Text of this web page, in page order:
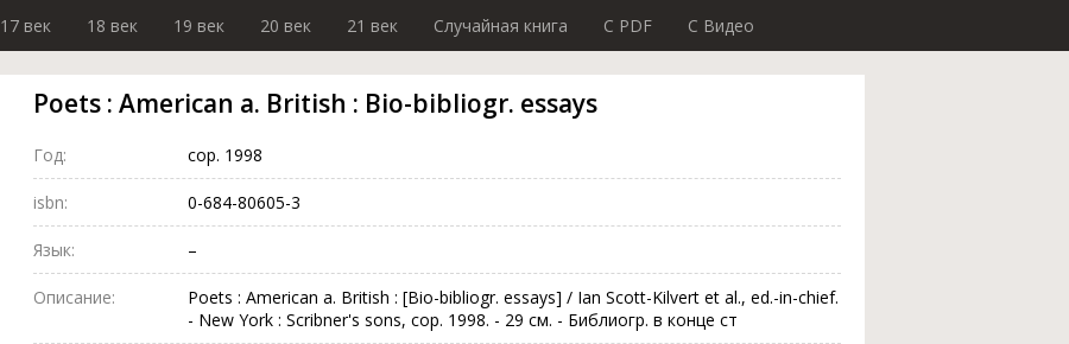
17 век 18 век 19 век 20 век 21 век Случайная книга C PDF C Видео
Poets : American a. British : Bio-bibliogr. essays
Год: cop. 1998
isbn: 0-684-80605-3
Язык: –
Описание:
Poets : American a. British : [Bio-bibliogr. essays] / Ian Scott-Kilvert et al., ed.-in-chief.
- New York : Scribner's sons, cop. 1998. - 29 см. - Библиогр. в конце ст